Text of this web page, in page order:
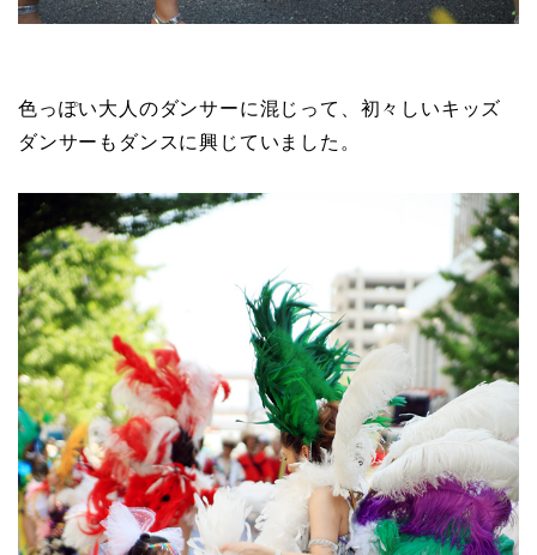
色っぽい大人のダンサーに混じって、初々しいキッズ
ダンサーもダンスに興じていました。